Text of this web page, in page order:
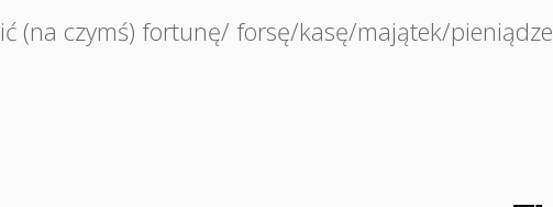
(na czymś) fortunę/ forsę/kasę/majątek/pieniądze